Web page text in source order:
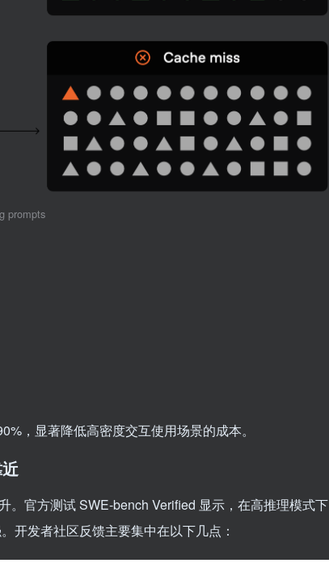
prompts
，显著降低高密度交互使用场景的成本。
。官方测试 SWE-bench Verified 显示，在高推理模式下
开发者社区反馈主要集中在以下几点：